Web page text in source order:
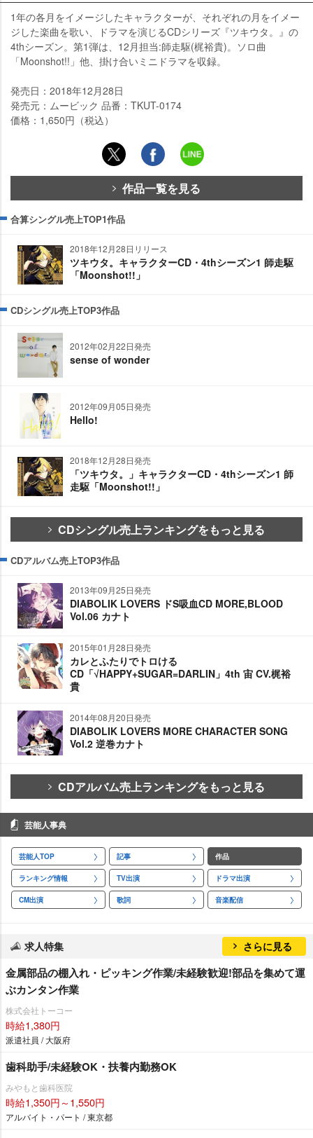
1年の各月をイメージしたキャラクターが、それぞれの月をイメー
ジした楽曲を歌い、ドラマを演じるCDシリーズ『ツキウタ。』の
4thシーズン。第1弾は、12月担当:師走駆(梶裕貴)。ソロ曲
「Moonshot!!」他、掛け合いミニドラマを収録。
発売日：2018年12月28日
発売元：ムービック 品番：TKUT-0174
価格：1,650円（税込）
作品一覧を見る
合算シングル売上TOP1作品
2018年12月28日リリース
ツキウタ。キャラクターCD・4thシーズン1 師走駆
「Moonshot!!」
CDシングル売上TOP3作品
2012年02月22日発売
sense of wonder
2012年09月05日発売
Hello!
2018年12月28日発売
「ツキウタ。」キャラクターCD・4thシーズン1 師
走駆「Moonshot!!」
CDシングル売上ランキングをもっと見る
CDアルバム売上TOP3作品
2013年09月25日発売
DIABOLIK LOVERS ドS吸血CD MORE,BLOOD
Vol.06 カナト
2015年01月28日発売
カレとふたりでトロける
CD「√HAPPY+SUGAR=DARLIN」4th 宙 CV.梶裕
貴
2014年08月20日発売
DIABOLIK LOVERS MORE CHARACTER SONG
Vol.2 逆巻カナト
CDアルバム売上ランキングをもっと見る
芸能人事典
芸能人TOP 記事 作品
ランキング情報 TV出演 ドラマ出演
CM出演 歌詞 音楽配信
求人特集 さらに見る
金属部品の棚入れ・ピッキング作業/未経験歓迎!部品を集めて運
ぶカンタン作業
株式会社トーコー
時給1,380円
派遣社員 / 大阪府
歯科助手/未経験OK・扶養内勤務OK
みやもと歯科医院
時給1,350円～1,550円
アルバイト・パート / 東京都